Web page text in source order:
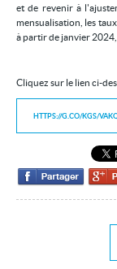
et de revenir à
mensualisation, les
à partir de janvier 2024,
Cliquez sur le lien ci-
HTTPS://G.CO/KGS/